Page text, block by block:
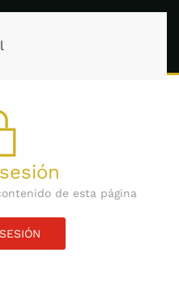
de esta página